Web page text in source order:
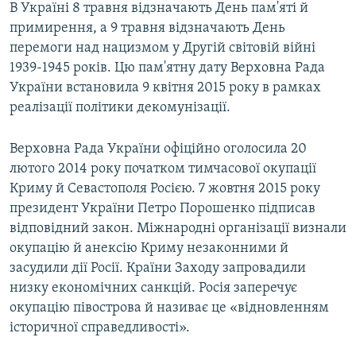
В Україні 8 травня відзначають День пам'яті й
примирення, а 9 травня відзначають День
перемоги над нацизмом у Другій світовій війні
1939-1945 років. Цю пам'ятну дату Верховна Рада
України встановила 9 квітня 2015 року в рамках
реалізації політики декомунізації.
Верховна Рада України офіційно оголосила 20
лютого 2014 року початком тимчасової окупації
Криму й Севастополя Росією. 7 жовтня 2015 року
президент України Петро Порошенко підписав
відповідний закон. Міжнародні організації визнали
окупацію й анексію Криму незаконними й
засудили дії Росії. Країни Заходу запровадили
низку економічних санкцій. Росія заперечує
окупацію півострова й називає це «відновленням
історичної справедливості».